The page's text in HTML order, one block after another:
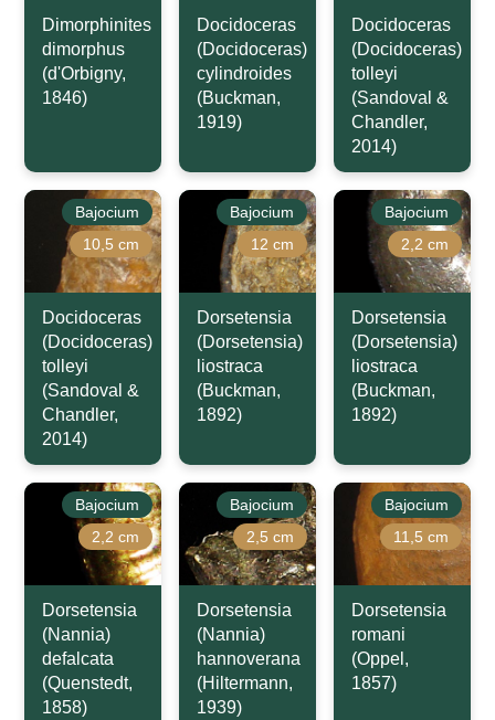
Dimorphinites
dimorphus
(d'Orbigny,
1846)
Docidoceras
(Docidoceras)
cylindroides
(Buckman,
1919)
Docidoceras
(Docidoceras)
tolleyi
(Sandoval &
Chandler,
2014)
Bajocium
10,5 cm
Docidoceras
(Docidoceras)
tolleyi
(Sandoval &
Chandler,
2014)
Bajocium
12 cm
Dorsetensia
(Dorsetensia)
liostraca
(Buckman,
1892)
Bajocium
2,2 cm
Dorsetensia
(Dorsetensia)
liostraca
(Buckman,
1892)
Bajocium
2,2 cm
Dorsetensia
(Nannia)
defalcata
(Quenstedt,
1858)
Bajocium
2,5 cm
Dorsetensia
(Nannia)
hannoverana
(Hiltermann,
1939)
Bajocium
11,5 cm
Dorsetensia
romani
(Oppel,
1857)